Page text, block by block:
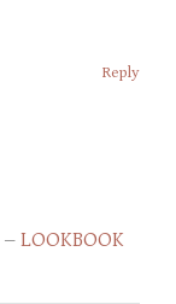
Reply
– LOOKBOOK